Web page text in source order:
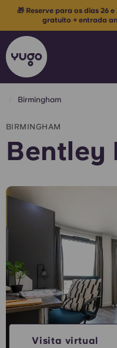
Sobre
Localizações
Conta
Selecione um país
Selecione uma
English
Chinese
Italian
🎁 Reserve para os dias 26
gratuito + entrada
Birmingham
BIRMINGHAM
Bentley
Visita virtual